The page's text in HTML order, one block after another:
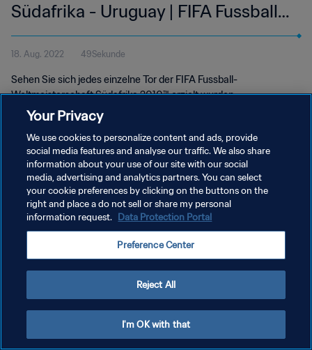
Südafrika - Uruguay | FIFA Fussball-
Weltmeisterschaft Südafrika 2010™
18. Aug. 2022 49Sekunde
Sehen Sie sich jedes einzelne Tor der FIFA Fussball-
Weltmeisterschaft Südafrika 2010™ erzielt wurden.
DATENSCHUTZ
NUTZUNGSBEDINGUNGEN
Your Privacy
We use cookies to personalize content and ads, provide
social media features and analyse our traffic. We also share
information about your use of our site with our social
media, advertising and analytics partners. You can select
your cookie preferences by clicking on the buttons on the
right and place a do not sell or share my personal
information request. Data Protection Portal
Preference Center
Reject All
I'm OK with that